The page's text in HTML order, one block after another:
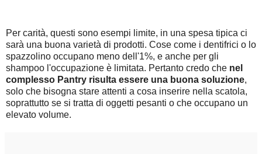
Per carità, questi sono esempi limite, in una spesa tipica ci
sarà una buona varietà di prodotti. Cose come i dentifrici o lo
spazzolino occupano meno dell'1%, e anche per gli
shampoo l'occupazione è limitata. Pertanto credo che nel
complesso Pantry risulta essere una buona soluzione,
solo che bisogna stare attenti a cosa inserire nella scatola,
soprattutto se si tratta di oggetti pesanti o che occupano un
elevato volume.